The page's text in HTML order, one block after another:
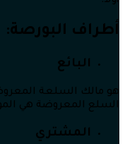
أطراف البورصة:
البائع
هو مالك السلعة
السلع المعروضة هي
المشتري